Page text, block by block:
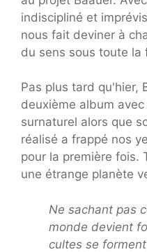
indiscipliné et
nous fait deviner à
du sens sous toute la
Pas plus tard qu'hier,
deuxième album
surnaturel alors que
réalisé a frappé nos
pour la première fois.
une étrange planète
Ne sachant pas
monde devient
cultes se